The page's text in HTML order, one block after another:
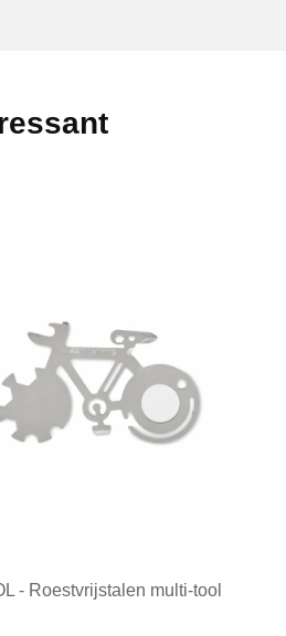
- Roestvrijstalen multi-tool